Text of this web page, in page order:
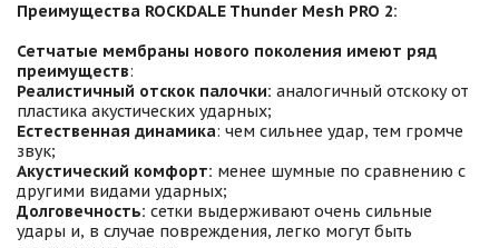
Преимущества ROCKDALE Thunder Mesh PRO 2:
Сетчатые мембраны нового поколения имеют ряд
преимуществ:
Реалистичный отскок палочки: аналогичный отскоку от
пластика акустических ударных;
Естественная динамика: чем сильнее удар, тем громче
звук;
Акустический комфорт: менее шумные по сравнению с
другими видами ударных;
Долговечность: сетки выдерживают очень сильные
удары и, в случае повреждения, легко могут быть